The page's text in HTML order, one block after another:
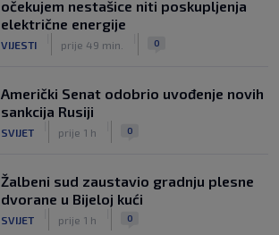
očekujem nestašice niti poskupljenja
električne energije
VIJESTI prije 49 min. 0
Američki Senat odobrio uvođenje novih
sankcija Rusiji
SVIJET prije 1 h 0
Žalbeni sud zaustavio gradnju plesne
dvorane u Bijeloj kući
SVIJET prije 1 h 0